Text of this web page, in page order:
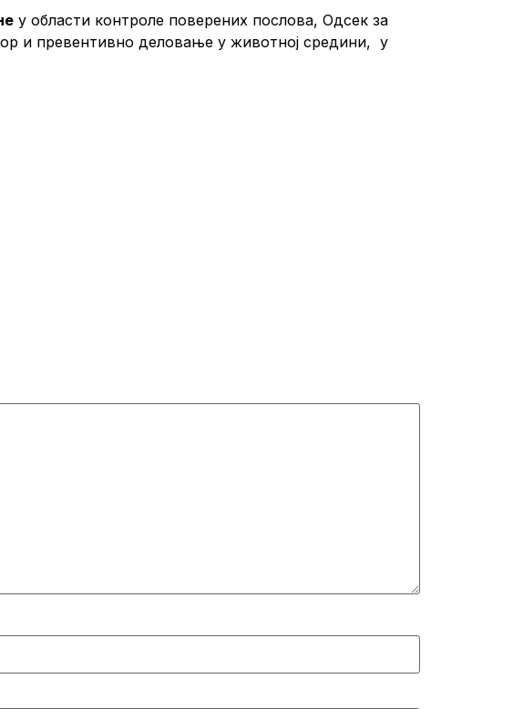
у области контроле поверених послова, Одсек за
и превентивно деловање у животној средини, у